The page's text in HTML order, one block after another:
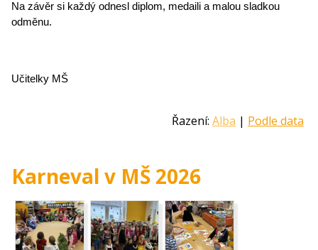
Na závěr si každý odnesl diplom, medaili a malou sladkou
odměnu.
Učitelky MŠ
Řazení: Alba | Podle data
Karneval v MŠ 2026